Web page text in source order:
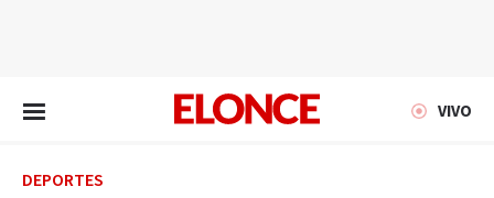
VIVO
DEPORTES